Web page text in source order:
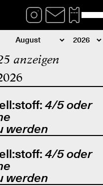
anzeigen
4/5 oder
werden
4/5 oder
werden